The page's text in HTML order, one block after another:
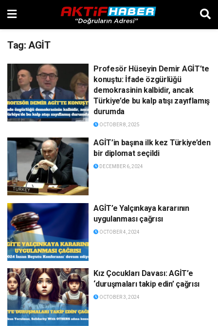
Tag: AGİT
Profesör Hüseyin Demir AGİT’te
konuştu: İfade özgürlüğü
demokrasinin kalbidir, ancak
Türkiye’de bu kalp atışı zayıflamış
durumda
OCTOBER 8, 2025
AGİT’in başına ilk kez Türkiye’den
bir diplomat seçildi
DECEMBER 6, 2024
AGİT’e Yalçınkaya kararının
uygulanması çağrısı
OCTOBER 4, 2024
Kız Çocukları Davası: AGİT’e
‘duruşmaları takip edin’ çağrısı
OCTOBER 3, 2024